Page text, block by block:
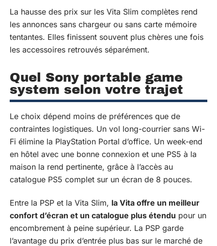
La hausse des prix sur les Vita Slim complètes rend
les annonces sans chargeur ou sans carte mémoire
tentantes. Elles finissent souvent plus chères une fois
les accessoires retrouvés séparément.
Quel Sony portable game
system selon votre trajet
Le choix dépend moins de préférences que de
contraintes logistiques. Un vol long-courrier sans Wi-
Fi élimine la PlayStation Portal d’office. Un week-end
en hôtel avec une bonne connexion et une PS5 à la
maison la rend pertinente, grâce à l’accès au
catalogue PS5 complet sur un écran de 8 pouces.
Entre la PSP et la Vita Slim, la Vita offre un meilleur
confort d’écran et un catalogue plus étendu pour un
encombrement à peine supérieur. La PSP garde
l’avantage du prix d’entrée plus bas sur le marché de